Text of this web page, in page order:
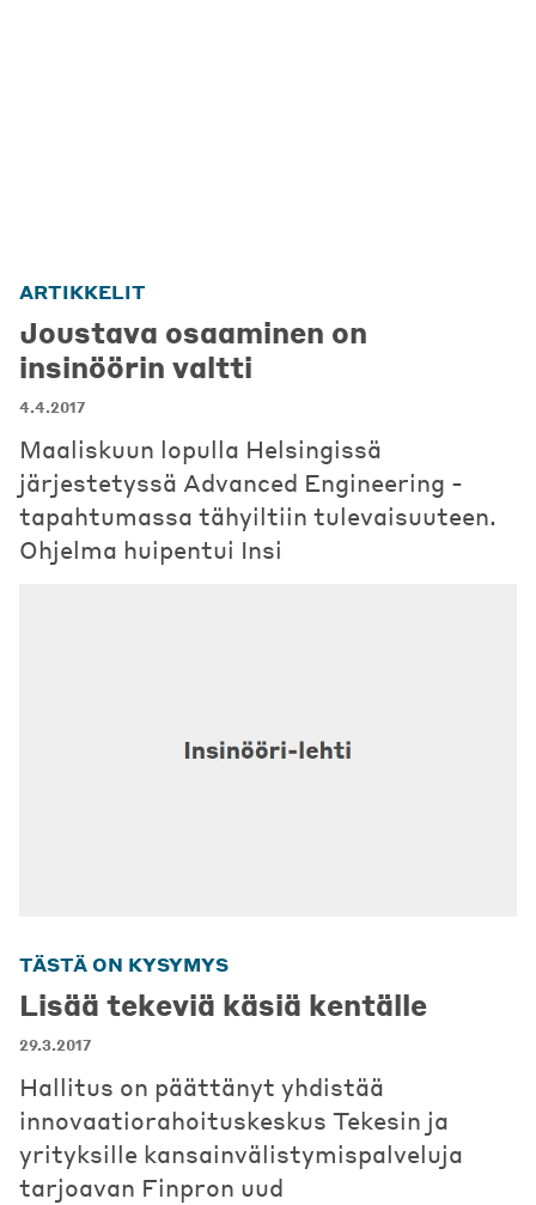
ARTIKKELIT
Joustava osaaminen on
insinöörin valtti
4.4.2017
Maaliskuun lopulla Helsingissä
järjestetyssä Advanced Engineering -
tapahtumassa tähyiltiin tulevaisuuteen.
Ohjelma huipentui Insi
TÄSTÄ ON KYSYMYS
Lisää tekeviä käsiä kentälle
29.3.2017
Hallitus on päättänyt yhdistää
innovaatiorahoituskeskus Tekesin ja
yrityksille kansainvälistymispalveluja
tarjoavan Finpron uud